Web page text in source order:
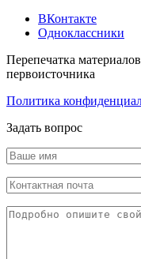
ВКонтакте
Одноклассники
Перепечатка
первоисточника
Политика
Задать вопрос